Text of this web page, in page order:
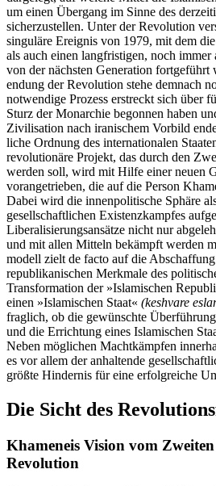
um einen Übergang im Sinne des
sicherzustellen. Unter der Revolution
singuläre Ereignis von 1979, mit dem
als auch einen langfristigen, noch immer
von der näch­sten Generation
endung der Revolution stehe demnach
notwendige Prozess erstreckt sich über
Sturz der Monarchie begonnen haben
Zivilisation nach iranischem Vorbild
liche Ordnung des internationalen
revolutionäre Projekt, das durch den
werden soll, wird mit Hilfe einer neuen
voran­getrieben, die auf die Person
Dabei wird die innenpolitische Sphäre
gesellschaftlichen Existenzkampfes
Liberalisierungsansätze nicht nur
und mit allen Mitteln bekämpft werden
modell zielt de facto auf die
republikanischen Merkmale des
Transformation der »Islamischen
einen »Islamischen Staat« (keshvare
fraglich, ob die gewünschte
und die Errichtung eines Islamischen
Neben möglichen Machtkämpfen
es vor allem der anhaltende
größte Hindernis für eine erfolgreiche
Die Sicht des
Khameneis Vision vom
Revolution